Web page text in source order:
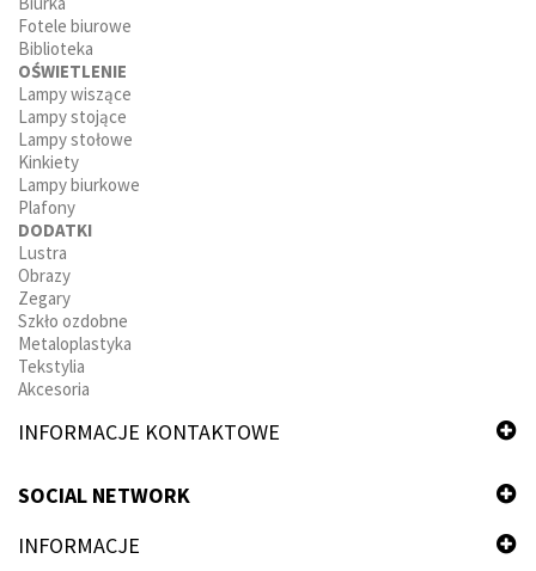
Fotele biurowe
Biblioteka
OŚWIETLENIE
Lampy wiszące
Lampy stojące
Lampy stołowe
Kinkiety
Lampy biurkowe
Plafony
DODATKI
Lustra
Obrazy
Zegary
Szkło ozdobne
Metaloplastyka
Tekstylia
Akcesoria
INFORMACJE KONTAKTOWE
SOCIAL NETWORK
INFORMACJE